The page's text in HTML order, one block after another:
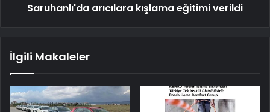
Saruhanlı'da arıcılara kışlama eğitimi verildi
İlgili Makaleler